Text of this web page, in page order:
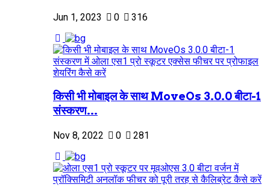
Jun 1, 2023 0 316
किसी भी मोबाइल के साथ MoveOs 3.0.0 बीटा-1
संस्करण...
Nov 8, 2022 0 281